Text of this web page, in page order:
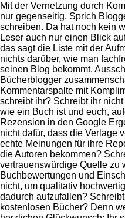
Mit der Vernetzung durch
nur gegenseitig. Sprich
schreiben. Da hat noch kein
Leser auch nur einen Blick
das sagt die Liste mit der
nichts darüber, wie man
seinen Blog bekommt.
Bücherblogger
Kommentarspalte mit
schreibt ihr? Schreibt ihr
wie ein Buch ist und euch,
Rezension in den Google
nicht dafür, dass die Verlage
echte Meinungen für ihre
die Autoren bekommen?
vertrauenswürdige Quelle zu
Buchbewertungen und
nicht, um qualitativ
dadurch aufzufallen?
kostenlosen Bücher? Denn